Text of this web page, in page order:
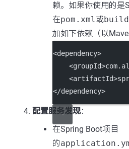
赖。如果你使用的是
在pom.xml或
加如下依赖（以
<dependency>
    <
groupId
    <
artifactId
</dependency>
配置服务发现：
在Spring Boot项目
的